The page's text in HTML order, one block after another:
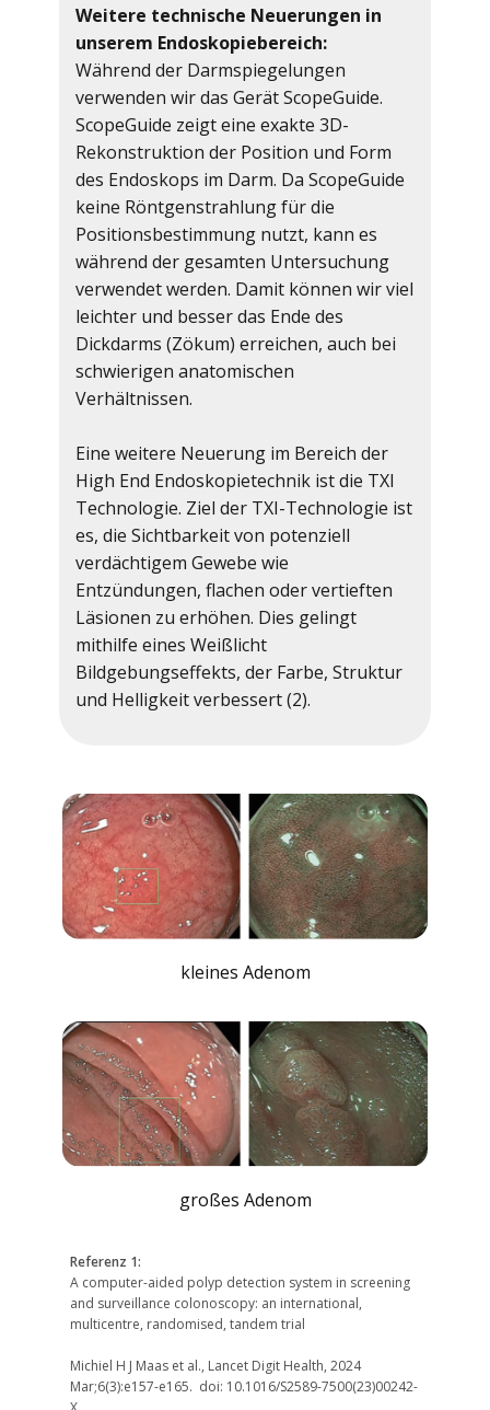
Weitere technische Neuerungen in
unserem Endoskopiebereich:
Während der Darmspiegelungen
verwenden wir das Gerät ScopeGuide.
ScopeGuide zeigt eine exakte 3D-
Rekonstruktion der Position und Form
des Endoskops im Darm. Da ScopeGuide
keine Röntgenstrahlung für die
Positionsbestimmung nutzt, kann es
während der gesamten Untersuchung
verwendet werden. Damit können wir viel
leichter und besser das Ende des
Dickdarms (Zökum) erreichen, auch bei
schwierigen anatomischen
Verhältnissen.
Eine weitere Neuerung im Bereich der
High End Endoskopietechnik ist die TXI
Technologie. Ziel der TXI-Technologie ist
es, die Sichtbarkeit von potenziell
verdächtigem Gewebe wie
Entzündungen, flachen oder vertieften
Läsionen zu erhöhen. Dies gelingt
mithilfe eines Weißlicht
Bildgebungseffekts, der Farbe, Struktur
und Helligkeit verbessert (2).
kleines Adenom
großes Adenom
Referenz 1:
A computer-aided polyp detection system in screening
and surveillance colonoscopy: an international,
multicentre, randomised, tandem trial
Michiel H J Maas et al., Lancet Digit Health, 2024
Mar;6(3):e157-e165. doi: 10.1016/S2589-7500(23)00242-